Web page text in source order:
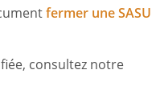
fermer une
consultez notre